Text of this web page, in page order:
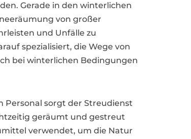
Gerade in den winterlichen
von großer
und Unfälle zu
spezialisiert, die Wege von
bei winterlichen Bedingungen
sorgt der Streudienst
geräumt und gestreut
verwendet, um die Natur